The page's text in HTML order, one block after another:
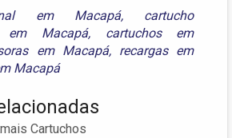
em Macapá, cartucho
em Macapá, cartuchos em
em Macapá, recargas em
Macapá
Cartuchos